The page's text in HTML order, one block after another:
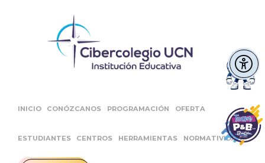
INICIO CONÓZCANOS PROGRAMACIÓN OFERTA
ESTUDIANTES CENTROS HERRAMIENTAS NORMATIVIDAD